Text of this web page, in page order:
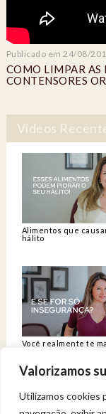
Valorizamos
Utilizamos cookies
Publicado em 24/08/
COMO LIMPAR AS
CONTENSORES
Vídeos
Alimentos que
hálito
Você realmente te
Venha